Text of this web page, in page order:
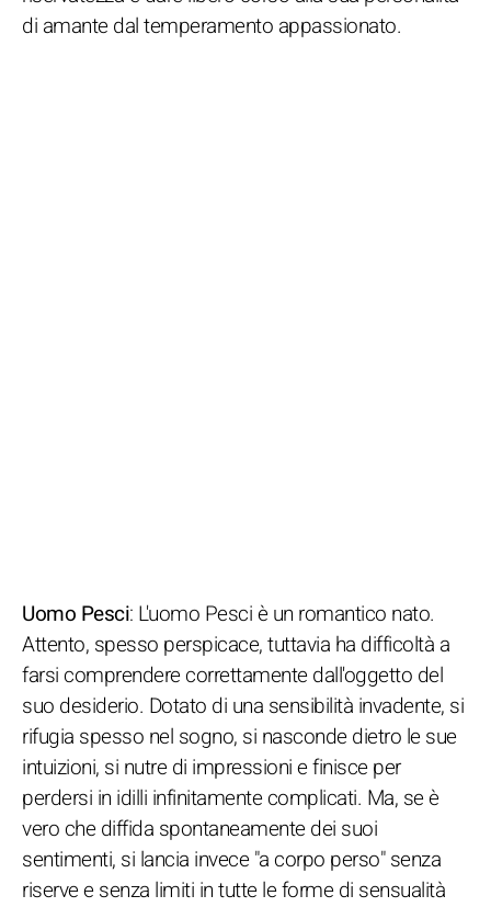
di amante dal temperamento appassionato.
Uomo Pesci: L'uomo Pesci è un romantico nato.
Attento, spesso perspicace, tuttavia ha difficoltà a
farsi comprendere correttamente dall'oggetto del
suo desiderio. Dotato di una sensibilità invadente, si
rifugia spesso nel sogno, si nasconde dietro le sue
intuizioni, si nutre di impressioni e finisce per
perdersi in idilli infinitamente complicati. Ma, se è
vero che diffida spontaneamente dei suoi
sentimenti, si lancia invece "a corpo perso" senza
riserve e senza limiti in tutte le forme di sensualità